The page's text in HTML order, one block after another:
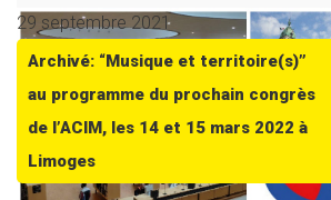
29 septembre 2021
Archivé: “Musique et territoire(s)”
au programme du prochain congrès
de l’ACIM, les 14 et 15 mars 2022 à
Limoges